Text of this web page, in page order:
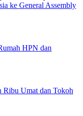
ke General Assembly
HPN dan
Ribu Umat dan Tokoh